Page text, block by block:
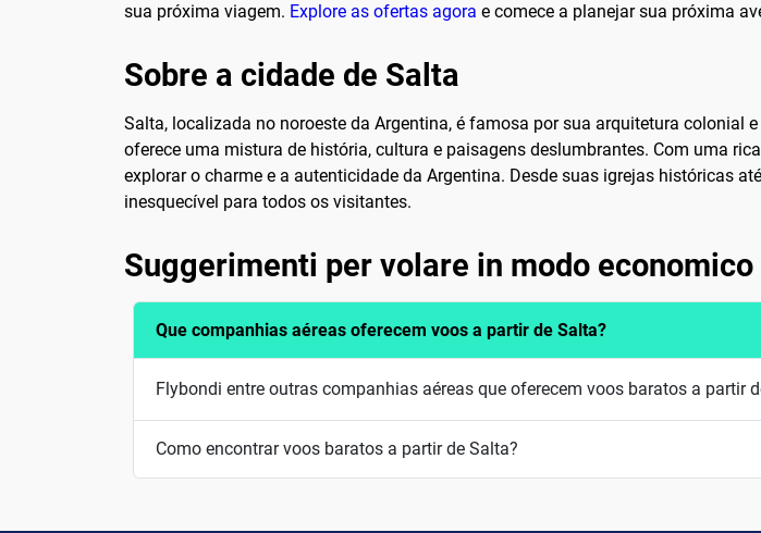
sua próxima viagem. Explore as ofertas agora e comece a planejar sua próxima
Sobre a cidade de Salta
Salta, localizada no noroeste da Argentina, é famosa por sua arquitetura colonial
oferece uma mistura de história, cultura e paisagens deslumbrantes. Com uma
explorar o charme e a autenticidade da Argentina. Desde suas igrejas históricas
inesquecível para todos os visitantes.
Suggerimenti per volare in modo economico
Que companhias aéreas oferecem voos a partir de Salta?
Flybondi entre outras companhias aéreas que oferecem voos baratos a partir
Como encontrar voos baratos a partir de Salta?